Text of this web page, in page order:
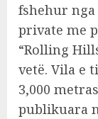
fshehur
private me
“Rolling
vetë. Vila e
3,000
publikuara